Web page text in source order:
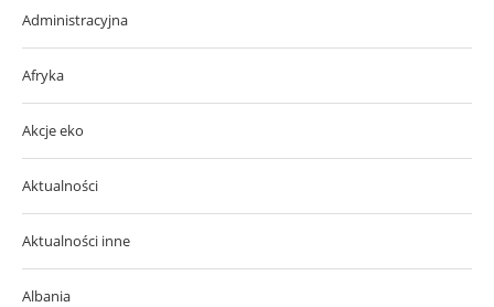
Administracyjna
Afryka
Akcje eko
Aktualności
Aktualności inne
Albania